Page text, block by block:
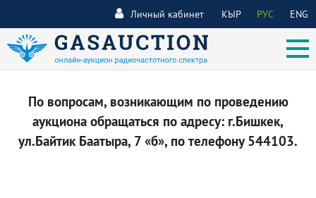
КЫР РУС ENG
Личный кабинет
По вопросам, возникающим по проведению
аукциона обращаться по адресу: г.Бишкек,
ул.Байтик Баатыра, 7 «б», по телефону 544103.